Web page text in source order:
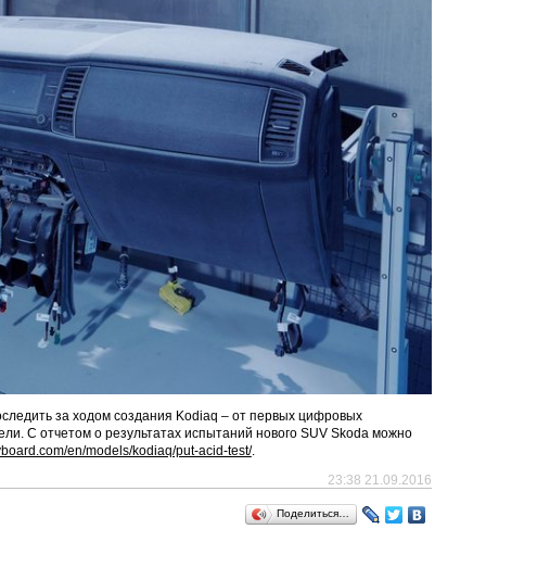
за ходом создания Kodiaq – от первых цифровых
С отчетом о результатах испытаний нового SUV Skoda можно
en/models/kodiaq/put-acid-test/.
23:38 21.09.2016
Поделиться…